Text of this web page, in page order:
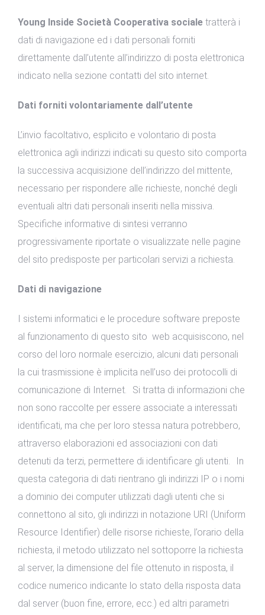
Young Inside Società Cooperativa sociale tratterà i
dati di navigazione ed i dati personali forniti
direttamente dall’utente all’indirizzo di posta elettronica
indicato nella sezione contatti del sito internet.
Dati forniti volontariamente dall’utente
L’invio facoltativo, esplicito e volontario di posta
elettronica agli indirizzi indicati su questo sito comporta
la successiva acquisizione dell’indirizzo del mittente,
necessario per rispondere alle richieste, nonché degli
eventuali altri dati personali inseriti nella missiva.
Specifiche informative di sintesi verranno
progressivamente riportate o visualizzate nelle pagine
del sito predisposte per particolari servizi a richiesta.
Dati di navigazione
I sistemi informatici e le procedure software preposte
al funzionamento di questo sito web acquisiscono, nel
corso del loro normale esercizio, alcuni dati personali
la cui trasmissione è implicita nell’uso dei protocolli di
comunicazione di Internet. Si tratta di informazioni che
non sono raccolte per essere associate a interessati
identificati, ma che per loro stessa natura potrebbero,
attraverso elaborazioni ed associazioni con dati
detenuti da terzi, permettere di identificare gli utenti. In
questa categoria di dati rientrano gli indirizzi IP o i nomi
a dominio dei computer utilizzati dagli utenti che si
connettono al sito, gli indirizzi in notazione URI (Uniform
Resource Identifier) delle risorse richieste, l’orario della
richiesta, il metodo utilizzato nel sottoporre la richiesta
al server, la dimensione del file ottenuto in risposta, il
codice numerico indicante lo stato della risposta data
dal server (buon fine, errore, ecc.) ed altri parametri